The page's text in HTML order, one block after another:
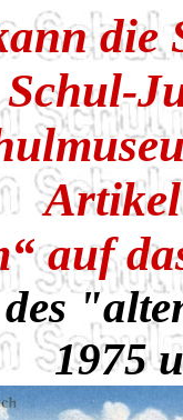
die
Schul-
auf
1975